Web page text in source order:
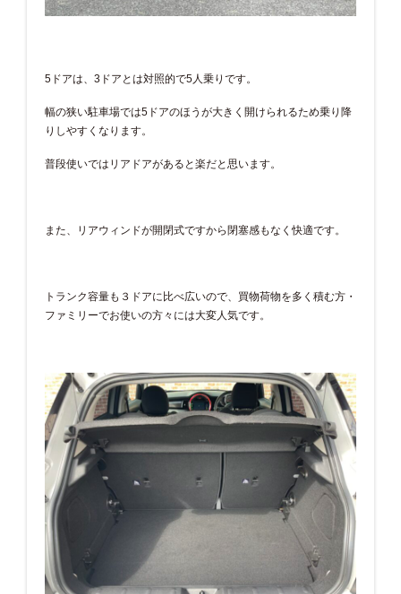
5ドアは、3ドアとは対照的で5人乗りです。
幅の狭い駐車場では5ドアのほうが大きく開けられるため乗り降
りしやすくなります。
普段使いではリアドアがあると楽だと思います。
また、リアウィンドが開閉式ですから閉塞感もなく快適です。
トランク容量も３ドアに比べ広いので、買物荷物を多く積む方・
ファミリーでお使いの方々には大変人気です。